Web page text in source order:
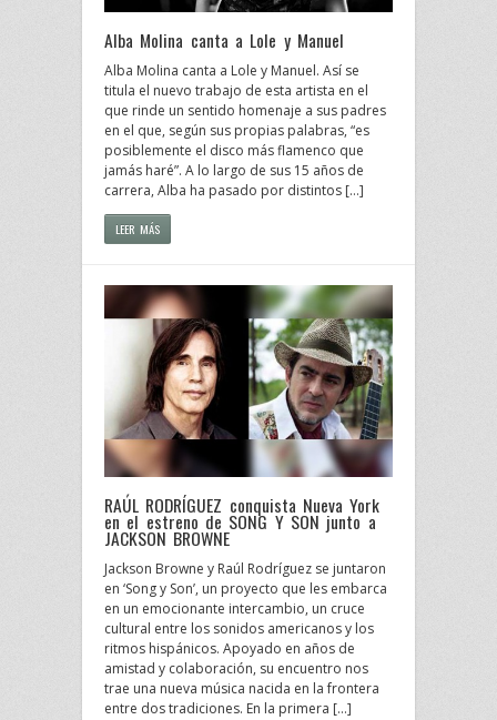
Alba Molina canta a Lole y Manuel
Alba Molina canta a Lole y Manuel. Así se
titula el nuevo trabajo de esta artista en el
que rinde un sentido homenaje a sus padres
en el que, según sus propias palabras, “es
posiblemente el disco más flamenco que
jamás haré”. A lo largo de sus 15 años de
carrera, Alba ha pasado por distintos […]
LEER MÁS
RAÚL RODRÍGUEZ conquista Nueva York
en el estreno de SONG Y SON junto a
JACKSON BROWNE
Jackson Browne y Raúl Rodríguez se juntaron
en ‘Song y Son’, un proyecto que les embarca
en un emocionante intercambio, un cruce
cultural entre los sonidos americanos y los
ritmos hispánicos. Apoyado en años de
amistad y colaboración, su encuentro nos
trae una nueva música nacida en la frontera
entre dos tradiciones. En la primera […]